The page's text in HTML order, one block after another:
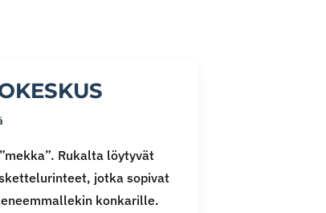
Rukalta löytyvät
jotka sopivat
konkarille.